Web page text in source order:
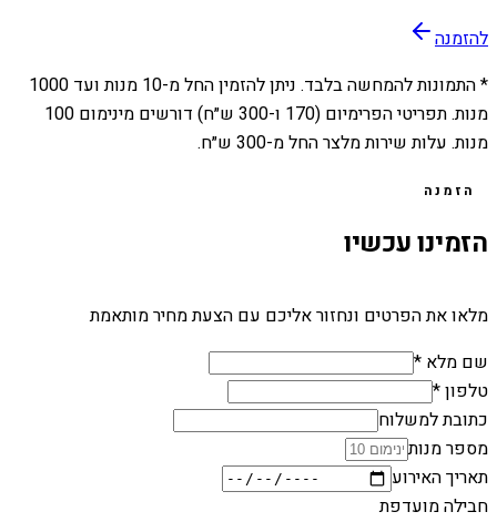
להזמנה
* התמונות להמחשה בלבד. ניתן להזמין החל מ-10 מנות ועד 1000
מנות. תפריטי הפרימיום (170 ו-300 ש״ח) דורשים מינימום 100
מנות. עלות שירות מלצר החל מ-300 ש״ח.
הזמנה
הזמינו עכשיו
מלאו את הפרטים ונחזור אליכם עם הצעת מחיר מותאמת
שם מלא *
טלפון *
כתובת למשלוח
מספר מנות
תאריך האירוע
חבילה מועדפת